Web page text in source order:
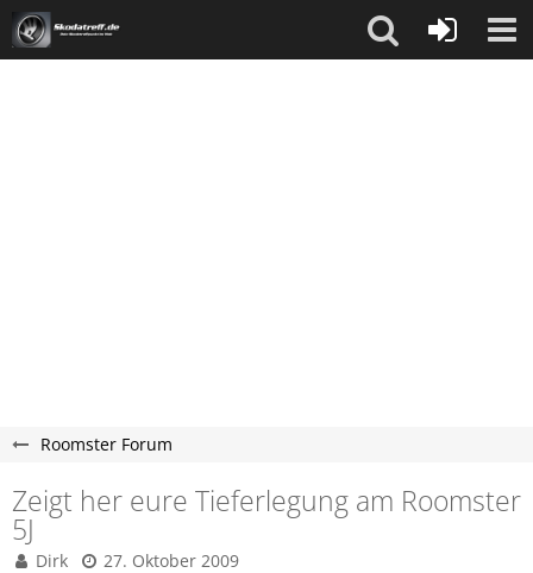
Roomster Forum
Zeigt her eure Tieferlegung am Roomster
5J
Dirk 27. Oktober 2009